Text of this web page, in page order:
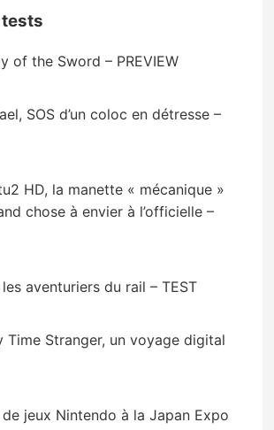
of the Sword – PREVIEW
SOS d’un coloc en détresse –
HD, la manette « mécanique »
chose à envier à l’officielle –
aventuriers du rail – TEST
Time Stranger, un voyage digital
jeux Nintendo à la Japan Expo